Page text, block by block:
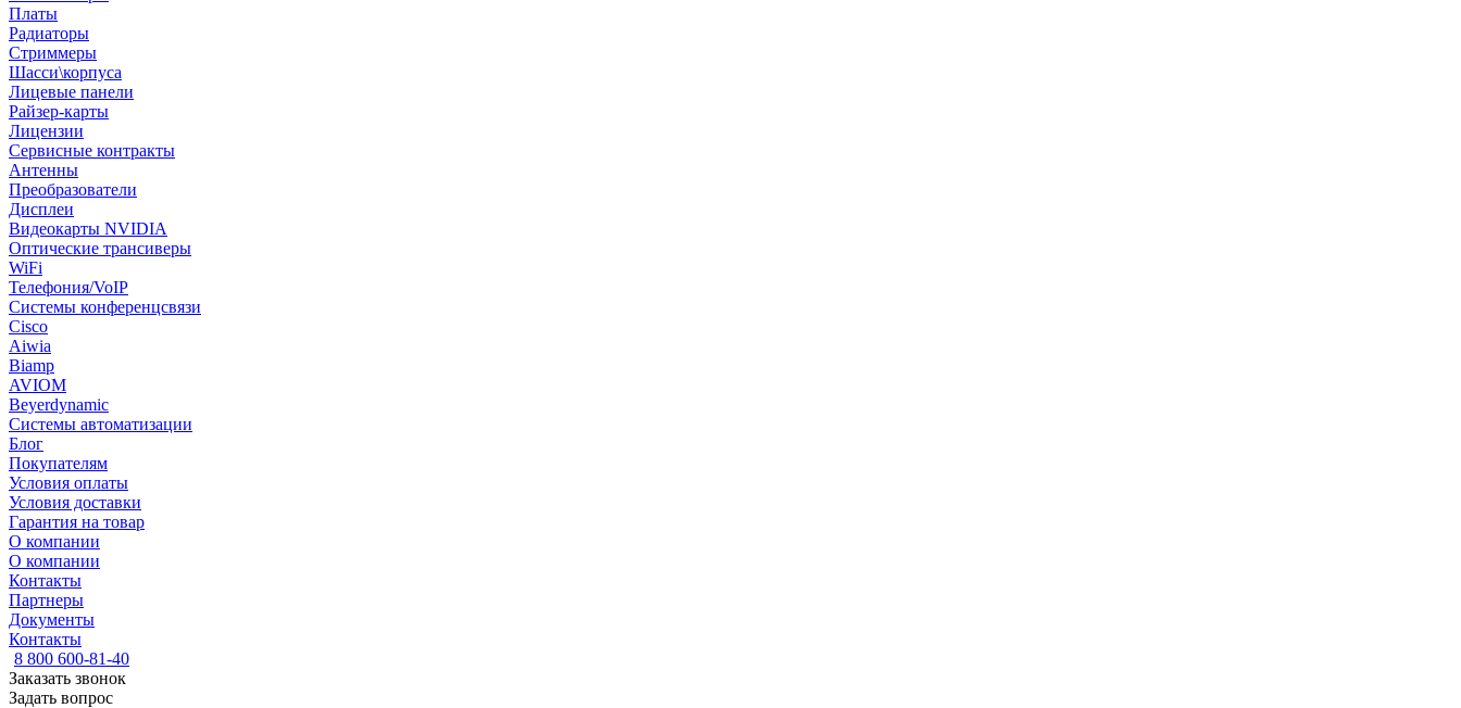
Платы
Радиаторы
Стриммеры
Шасси\корпуса
Лицевые панели
Райзер-карты
Лицензии
Сервисные контракты
Антенны
Преобразователи
Дисплеи
Видеокарты NVIDIA
Оптические трансиверы
WiFi
Телефония/VoIP
Системы конференцсвязи
Cisco
Aiwia
Biamp
AVIOM
Beyerdynamic
Системы автоматизации
Блог
Покупателям
Условия оплаты
Условия доставки
Гарантия на товар
О компании
О компании
Контакты
Партнеры
Документы
Контакты
8 800 600-81-40
Заказать звонок
Задать вопрос